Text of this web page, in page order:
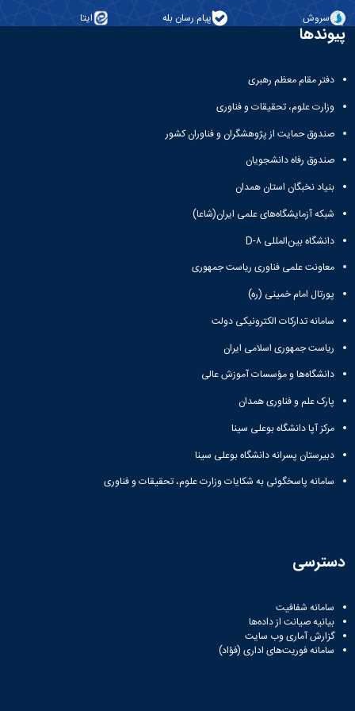
سروش پیام رسان بله ایتا
پیوندها
دفتر مقام معظم رهبری
وزارت علوم، تحقیقات و فناوری
صندوق حمایت از پژوهشگران و فناوران کشور
صندوق رفاه دانشجویان
بنیاد نخبگان استان همدان
شبکه آزمایشگاه‌های علمی ایران(شاعا)
دانشگاه بین‌المللی D-۸
معاونت علمی فناوری ریاست جمهوری
پورتال امام خمینی (ره)
سامانه تدارکات الکترونیکی دولت
ریاست جمهوری اسلامی ایران
دانشگاه‌ها و مؤسسات آموزش عالی
پارک علم و فناوری همدان
مرکز آپا دانشگاه بوعلی سینا
دبیرستان پسرانه دانشگاه بوعلی سینا
سامانه پاسخگوئی به شکایات وزارت علوم، تحقیقات و فناوری
دسترسی
سامانه شفافیت
بیانیه صیانت از داده‌ها
گزارش آماری وب‌ سایت
سامانه فوریت‌های اداری (فؤاد)